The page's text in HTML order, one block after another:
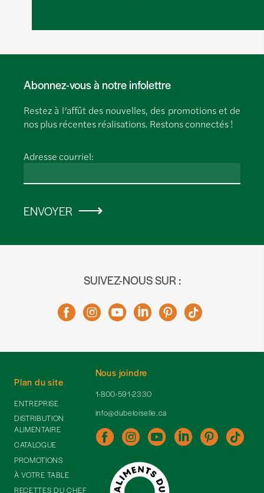
Abonnez-vous à notre infolettre
Restez à l’affût des nouvelles, des promotions et de
nos plus récentes réalisations. Restons connectés !
Adresse courriel:
ENVOYER
SUIVEZ-NOUS SUR :
Nous joindre
1-800-591-2330
info@dubeloiselle.ca
Plan du site
ENTREPRISE
DISTRIBUTION
ALIMENTAIRE
CATALOGUE
PROMOTIONS
À VOTRE TABLE
RECETTES DU CHEF